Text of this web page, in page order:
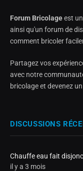
Forum Bricolageest
ainsi qu'un forum de
comment bricoler
Partagez vos
avec notre
bricolage et devenez
DISCUSSIONS
Chauffe eau fait
il y a 3 mois